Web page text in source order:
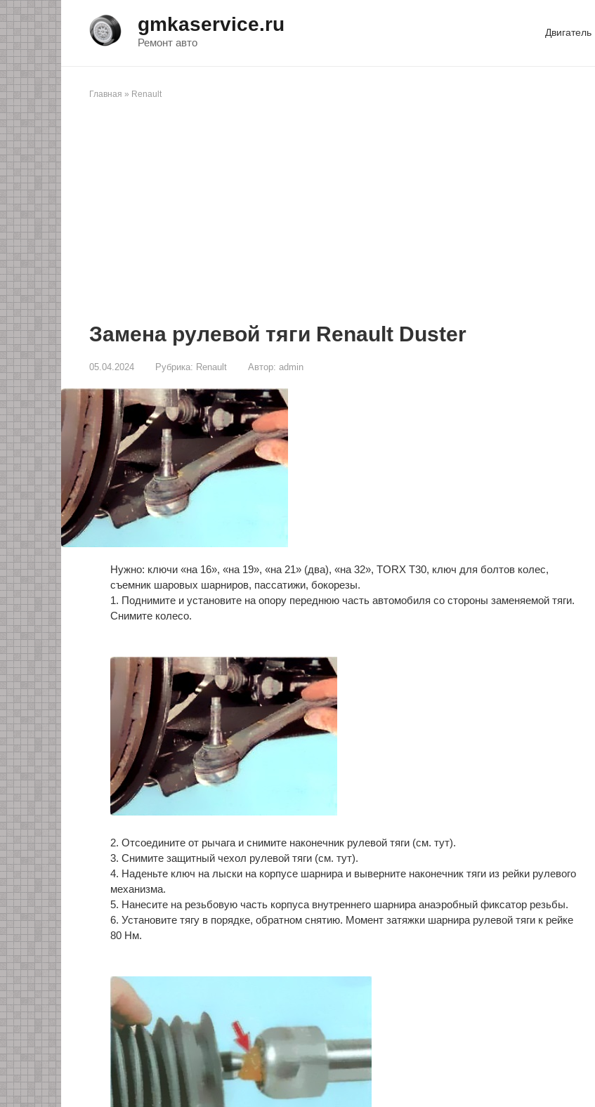
Перейти
к
контенту
gmkaservice.ru
Ремонт авто
Двигатель
Главная » Renault
Замена рулевой тяги Renault Duster
05.04.2024 Рубрика: Renault Автор: admin
Нужно: ключи «на 16», «на 19», «на 21» (два), «на 32», TORX Т30, ключ для болтов колес,
съемник шаровых шарниров, пассатижи, бокорезы.
1. Поднимите и установите на опору переднюю часть автомобиля со стороны заменяемой тяги.
Снимите колесо.
2. Отсоедините от рычага и снимите наконечник рулевой тяги (см. тут).
3. Снимите защитный чехол рулевой тяги (см. тут).
4. Наденьте ключ на лыски на корпусе шарнира и выверните наконечник тяги из рейки рулевого
механизма.
5. Нанесите на резьбовую часть корпуса внутреннего шарнира анаэробный фиксатор резьбы.
6. Установите тягу в порядке, обратном снятию. Момент затяжки шарнира рулевой тяги к рейке
80 Нм.